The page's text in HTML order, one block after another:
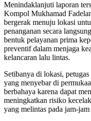
Menindaklanjuti laporan
Kompol Mukhamad
bergerak menuju lokasi
penanganan secara
bentuk pelayanan prima
preventif dalam menjaga
kelancaran lalu lintas.
Setibanya di lokasi,
yang menyebar di
berbahaya karena dapat
meningkatkan risiko
yang melintas pada jam-